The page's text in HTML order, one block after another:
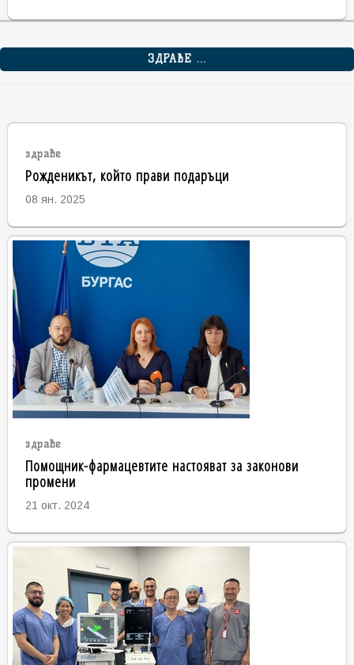
ЗДРАВЕ ...
здраве
Рожденикът, който прави подаръци
08 ян. 2025
здраве
Помощник-фармацевтите настояват за законови
промени
21 окт. 2024